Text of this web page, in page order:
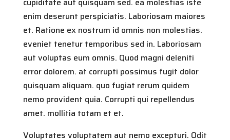
enim deserunt perspiciatis. Laboriosam maiores
et. Ratione ex nostrum id omnis non molestias.
eveniet tenetur temporibus sed in. Laboriosam
aut voluptas eum omnis. Quod magni deleniti
error dolorem. at corrupti possimus fugit dolor
quisquam aliquam. quo fugiat rerum quidem
nemo provident quia. Corrupti qui repellendus
amet. mollitia totam et et.
Voluptates voluptatem aut nemo excepturi. Odit